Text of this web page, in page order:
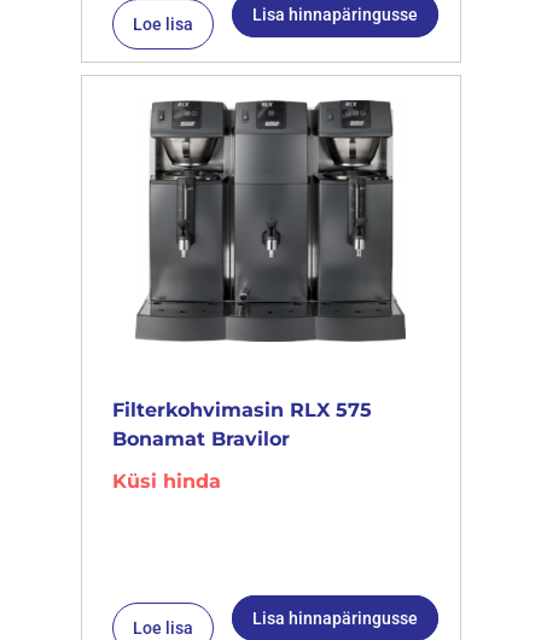
Loe lisa Lisa hinnapäringusse
Filterkohvimasin RLX 575
Bonamat Bravilor
Küsi hinda
Loe lisa Lisa hinnapäringusse